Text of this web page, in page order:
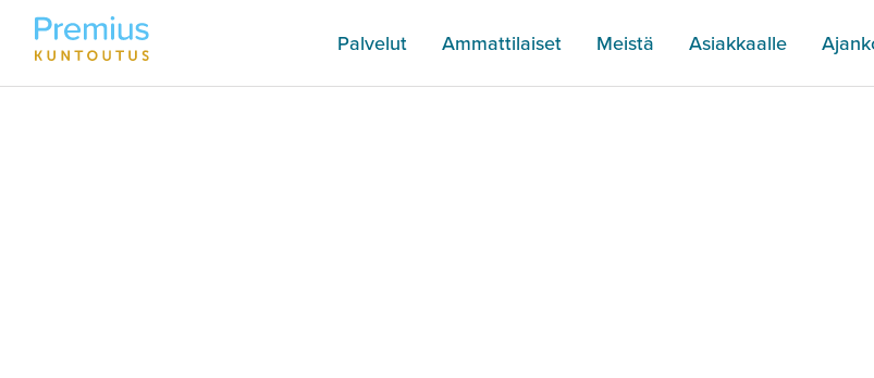
Palvelut Ammattilaiset Meistä Asiakkaalle